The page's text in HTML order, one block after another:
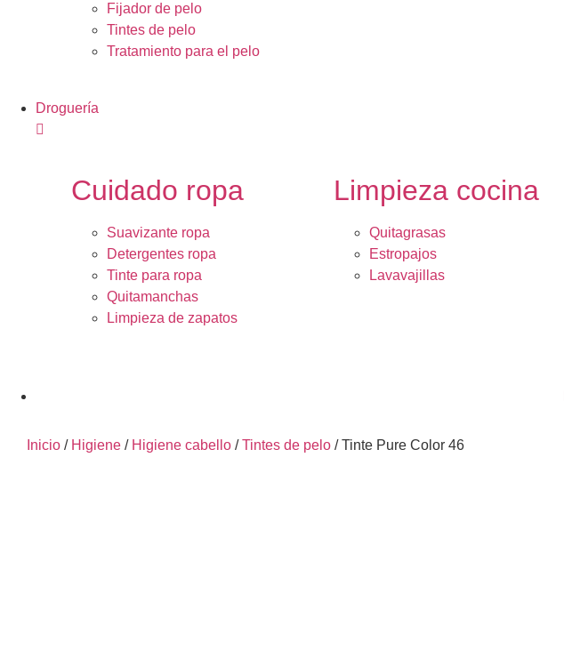
Fijador de pelo
Tintes de pelo
Tratamiento para el pelo
Droguería
Cuidado ropa
Suavizante ropa
Detergentes ropa
Tinte para ropa
Quitamanchas
Limpieza de zapatos
Limpieza cocina
Quitagrasas
Estropajos
Lavavajillas
Inicio / Higiene / Higiene cabello /Tintes de pelo / Tinte Pure Color 46